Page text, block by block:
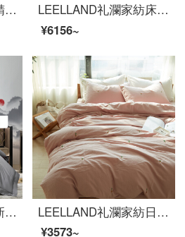
LEELLAND礼瀾家紡精梳綿刺繍の全綿ベッドの上の四点セットの純綿高品質刺繍ベッドセットの月色あんこ1.5-1.8メートルベッド/200*230 cm
LEELLAND礼瀾家紡床品セット中国式の古風な刺繍60本の綿綿綿刺繍ベッドの上に4点セットの純綿4点セットの芳華紅1.8-2.0メートルベッド/220*240 cm
¥6156~
LEELLAND礼澜家紡新中国式刺繍100本の全綿ベッド用品四点セットの純綿現代別荘見本室のハイエンドベッド用品セットのハスの花-深冬灰1.8-2.0メートルベッド/220*240 cm
LEELLAND礼瀾家紡日韓無印風色織洗濯綿刺繍全綿寝具四点セット夏純綿ベッドセットサボテン刺繍-ピンク1.8 mシーツモデル/200*230 cm布団カバー
¥3573~